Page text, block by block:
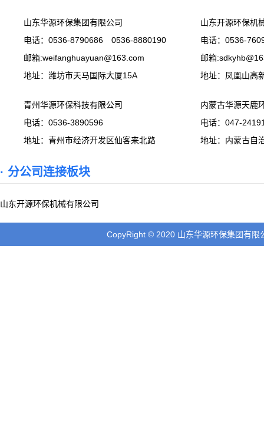
山东华源环保集团有限公司
电话：0536-8790686 0536-8880190
邮箱:weifanghuayuan@163.com
地址：潍坊市天马国际大厦15A
山东开源环保机
电话：0536-
邮箱
地址：凤凰山高
青州华源环保科技有限公司
电话：0536-3890596
地址：青州市经济开发区仙客来北路
内蒙古华源天鹿
电话：047-
地址：内蒙古自
· 分公司连接板块
山东开源环保机械有限公司
CopyRight © 2020 山东华源环保集团有